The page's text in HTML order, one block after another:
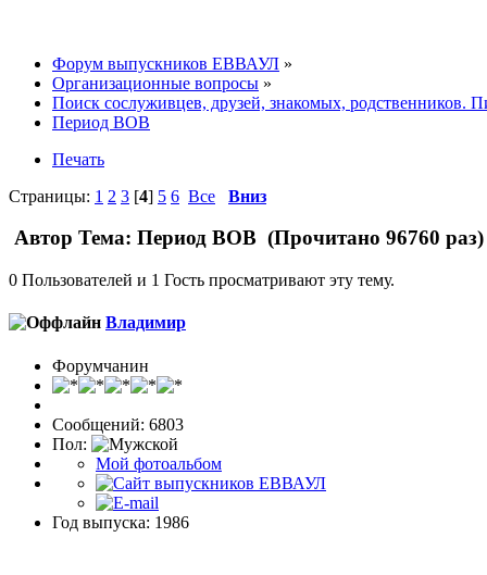
Форум выпускников ЕВВАУЛ »
Организационные вопросы »
Поиск сослуживцев, друзей, знакомых, родственников.
Период ВОВ
Печать
Страницы: 1 2 3 [4] 5 6 Все Вниз
Автор Тема: Период ВОВ (Прочитано 96760 раз)
0 Пользователей и 1 Гость просматривают эту тему.
Влaдимир
Форумчанин
Сообщений: 6803
Пол:
Мой фотоальбом
Год выпуска: 1986